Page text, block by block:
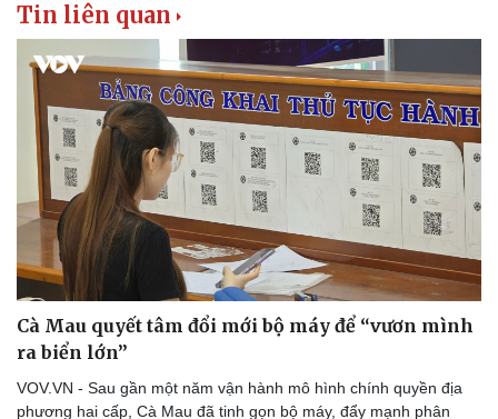
Tin liên quan
Cà Mau quyết tâm đổi mới bộ máy để “vươn mình
ra biển lớn”
VOV.VN - Sau gần một năm vận hành mô hình chính quyền địa
phương hai cấp, Cà Mau đã tinh gọn bộ máy, đẩy mạnh phân